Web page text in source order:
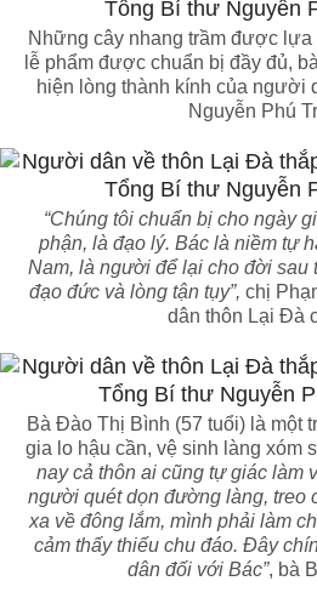
Những cây nhang trầm được lựa
lễ phẩm được chuẩn bị đầy đủ,
hiện lòng thành kính của người
Nguyễn Phú
“Chúng tôi chuẩn bị cho ngày
phận, là đạo lý. Bác là niềm tự
Nam, là người để lại cho đời sau
đạo đức và lòng tận tụy”, chị
dân thôn Lại Đà
Bà Đào Thị Bình (57 tuổi) là một
gia lo hậu cần, vệ sinh làng xóm
nay cả thôn ai cũng tự giác làm
người quét dọn đường làng, treo
xa về đông lắm, mình phải làm
cảm thấy thiếu chu đáo. Đây
dân đối với Bác”, bà